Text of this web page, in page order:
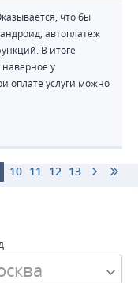
что бы
автоплатеж
В итоге
наверное у
оплате услуги можно
10 11 12 13